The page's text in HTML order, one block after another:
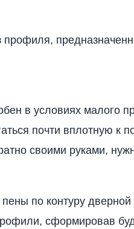
профиля,
в условиях малого
почти вплотную к
своими руками,
по контуру дверной
сформировав